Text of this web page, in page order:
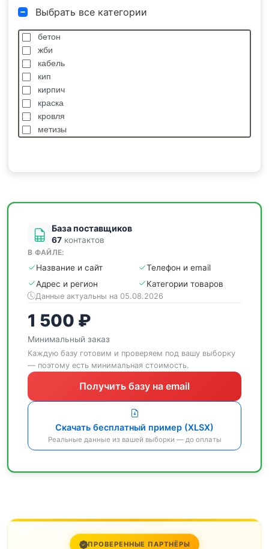
Выбрать все категории
бетон
жби
кабель
кип
кирпич
краска
кровля
метизы
База поставщиков
67 контактов
В ФАЙЛЕ:
Название и сайт
Телефон и email
Адрес и регион
Категории товаров
Данные актуальны на 05.08.2026
1 500 ₽
Минимальный заказ
Каждую базу готовим и проверяем под вашу выборку
— поэтому есть минимальная стоимость.
Получить базу на email
Скачать бесплатный пример (XLSX)
Реальные данные из вашей выборки — до оплаты
ПРОВЕРЕННЫЕ ПАРТНЁРЫ